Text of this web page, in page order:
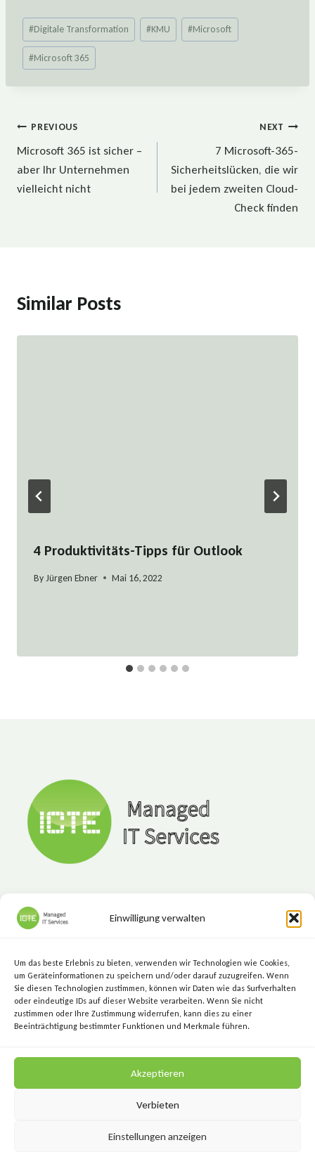
Einwilligung verwalten
Um das beste Erlebnis zu bieten, verwenden wir Technologien wie Cookies,
um Geräteinformationen zu speichern und/oder darauf zuzugreifen. Wenn
Sie diesen Technologien zustimmen, können wir Daten wie das Surfverhalten
oder eindeutige IDs auf dieser Website verarbeiten. Wenn Sie nicht
zustimmen oder Ihre Zustimmung widerrufen, kann dies zu einer
Beeinträchtigung bestimmter Funktionen und Merkmale führen.
Akzeptieren
Verbieten
Einstellungen anzeigen
Post
Tags:
#Digitale Transformation #KMU #Microsoft
#Microsoft 365
Beitragsnavigation
PREVIOUS
Microsoft 365 ist sicher –
aber Ihr Unternehmen
vielleicht nicht
NEXT
7 Microsoft-365-
Sicherheitslücken, die wir
bei jedem zweiten Cloud-
Check finden
Similar Posts
4 Produktivitäts-Tipps für Outlook
ByJürgen Ebner Mai 16, 2022
Marktgasse 7, 8720 Knittelfeld
+43 (3512) 209 00
info@icte.biz
KEEP IT SIMPLE.